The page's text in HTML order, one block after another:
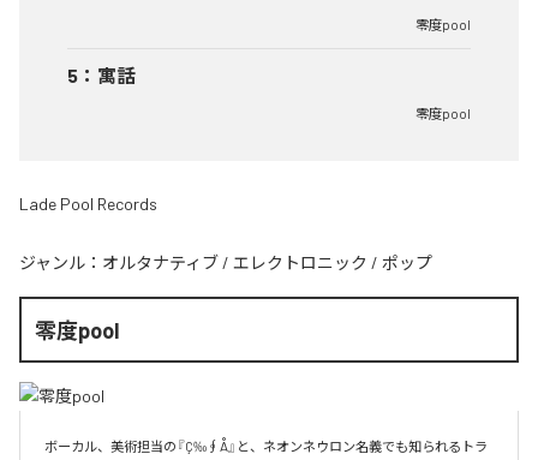
零度pool
5 ： 寓話
零度pool
Lade Pool Records
ジャンル： オルタナティブ / エレクトロニック / ポップ
零度pool
ボーカル、美術担当の『Ç‰∮Å』と、ネオンネウロン名義でも知られるトラ